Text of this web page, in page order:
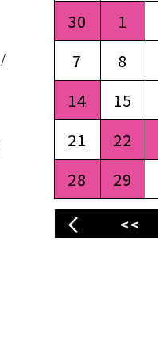
/
<<
30 1
7
8
14
15
21
22
28
29